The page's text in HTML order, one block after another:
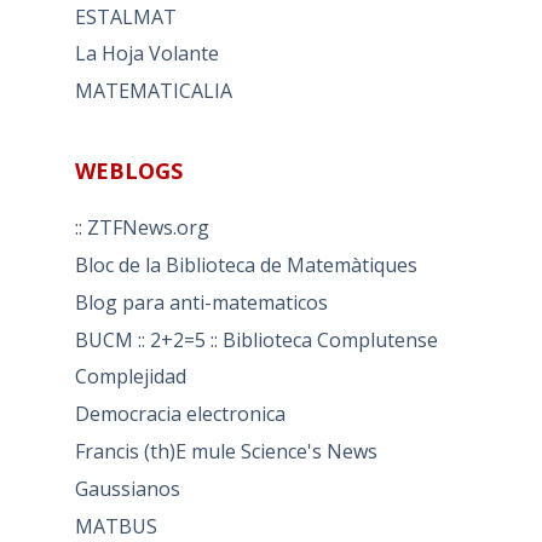
ESTALMAT
La Hoja Volante
MATEMATICALIA
WEBLOGS
:: ZTFNews.org
Bloc de la Biblioteca de Matemàtiques
Blog para anti-matematicos
BUCM :: 2+2=5 :: Biblioteca Complutense
Complejidad
Democracia electronica
Francis (th)E mule Science's News
Gaussianos
MATBUS